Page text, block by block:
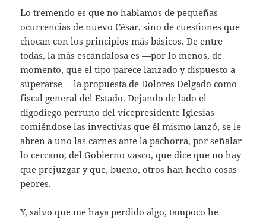
Lo tremendo es que no hablamos de pequeñas
ocurrencias de nuevo César, sino de cuestiones que
chocan con los principios más básicos. De entre
todas, la más escandalosa es —por lo menos, de
momento, que el tipo parece lanzado y dispuesto a
superarse— la propuesta de Dolores Delgado como
fiscal general del Estado. Dejando de lado el
digodiego perruno del vicepresidente Iglesias
comiéndose las invectivas que él mismo lanzó, se le
abren a uno las carnes ante la pachorra, por señalar
lo cercano, del Gobierno vasco, que dice que no hay
que prejuzgar y que, bueno, otros han hecho cosas
peores.
Y, salvo que me haya perdido algo, tampoco he